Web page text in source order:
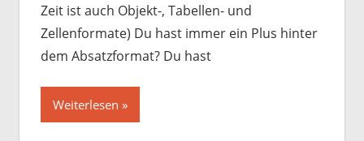
Zeit ist auch Objekt-, Tabellen- und
Zellenformate) Du hast immer ein Plus hinter
dem Absatzformat? Du hast
Weiterlesen